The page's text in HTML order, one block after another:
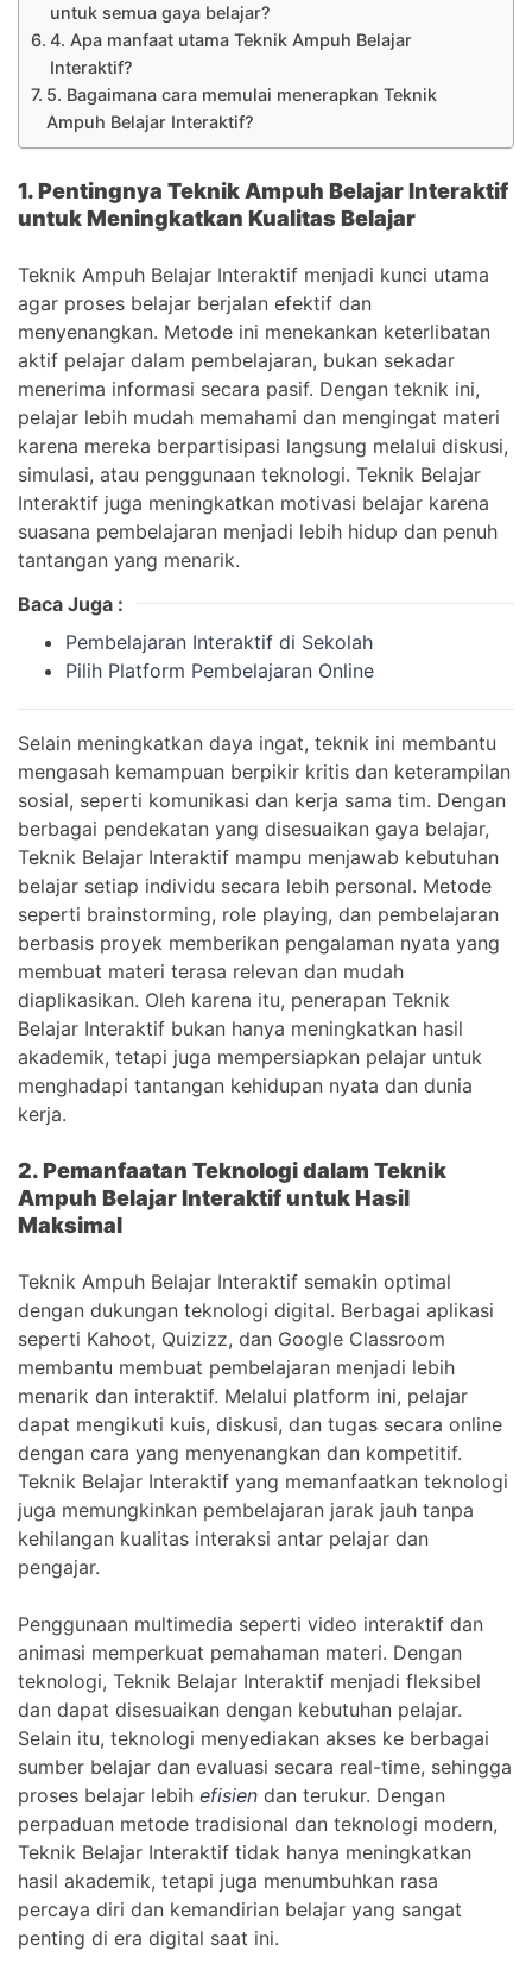
untuk semua gaya belajar?
4. Apa manfaat utama Teknik Ampuh Belajar
Interaktif?
5. Bagaimana cara memulai menerapkan Teknik
Ampuh Belajar Interaktif?
1. Pentingnya Teknik Ampuh Belajar Interaktif
untuk Meningkatkan Kualitas Belajar
Teknik Ampuh Belajar Interaktif menjadi kunci utama
agar proses belajar berjalan efektif dan
menyenangkan. Metode ini menekankan keterlibatan
aktif pelajar dalam pembelajaran, bukan sekadar
menerima informasi secara pasif. Dengan teknik ini,
pelajar lebih mudah memahami dan mengingat materi
karena mereka berpartisipasi langsung melalui diskusi,
simulasi, atau penggunaan teknologi. Teknik Belajar
Interaktif juga meningkatkan motivasi belajar karena
suasana pembelajaran menjadi lebih hidup dan penuh
tantangan yang menarik.
Baca Juga :
Pembelajaran Interaktif di Sekolah
Pilih Platform Pembelajaran Online
Selain meningkatkan daya ingat, teknik ini membantu
mengasah kemampuan berpikir kritis dan keterampilan
sosial, seperti komunikasi dan kerja sama tim. Dengan
berbagai pendekatan yang disesuaikan gaya belajar,
Teknik Belajar Interaktif mampu menjawab kebutuhan
belajar setiap individu secara lebih personal. Metode
seperti brainstorming, role playing, dan pembelajaran
berbasis proyek memberikan pengalaman nyata yang
membuat materi terasa relevan dan mudah
diaplikasikan. Oleh karena itu, penerapan Teknik
Belajar Interaktif bukan hanya meningkatkan hasil
akademik, tetapi juga mempersiapkan pelajar untuk
menghadapi tantangan kehidupan nyata dan dunia
kerja.
2. Pemanfaatan Teknologi dalam Teknik
Ampuh Belajar Interaktif untuk Hasil
Maksimal
Teknik Ampuh Belajar Interaktif semakin optimal
dengan dukungan teknologi digital. Berbagai aplikasi
seperti Kahoot, Quizizz, dan Google Classroom
membantu membuat pembelajaran menjadi lebih
menarik dan interaktif. Melalui platform ini, pelajar
dapat mengikuti kuis, diskusi, dan tugas secara online
dengan cara yang menyenangkan dan kompetitif.
Teknik Belajar Interaktif yang memanfaatkan teknologi
juga memungkinkan pembelajaran jarak jauh tanpa
kehilangan kualitas interaksi antar pelajar dan
pengajar.
Penggunaan multimedia seperti video interaktif dan
animasi memperkuat pemahaman materi. Dengan
teknologi, Teknik Belajar Interaktif menjadi fleksibel
dan dapat disesuaikan dengan kebutuhan pelajar.
Selain itu, teknologi menyediakan akses ke berbagai
sumber belajar dan evaluasi secara real-time, sehingga
proses belajar lebih efisien dan terukur. Dengan
perpaduan metode tradisional dan teknologi modern,
Teknik Belajar Interaktif tidak hanya meningkatkan
hasil akademik, tetapi juga menumbuhkan rasa
percaya diri dan kemandirian belajar yang sangat
penting di era digital saat ini.